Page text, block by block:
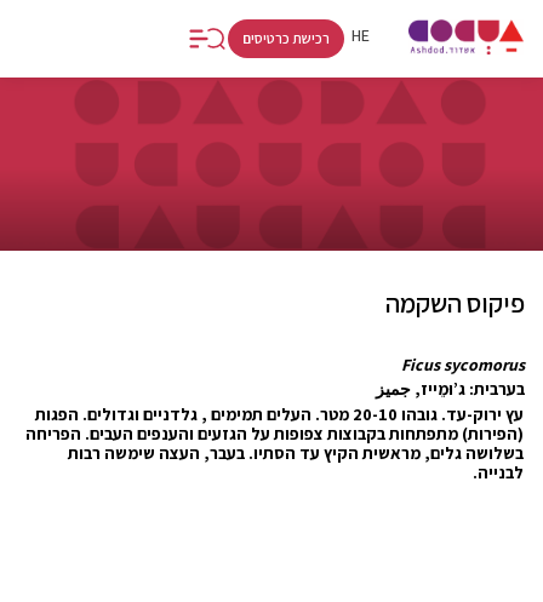
HE
RU
רכישת כרטיסים
פיקוס השקמה
Ficus sycomorus
בערבית: ג’וּמֵייז, جميز
עץ ירוק-עד. גובהו 20-10 מטר. העלים תמימים , גלדניים וגדולים. הפגות
(הפירות) מתפתחות בקבוצות צפופות על הגזעים והענפים העבים. הפריחה
בשלושה גלים, מראשית הקיץ עד הסתיו. בעבר, העצה שימשה רבות
לבנייה.